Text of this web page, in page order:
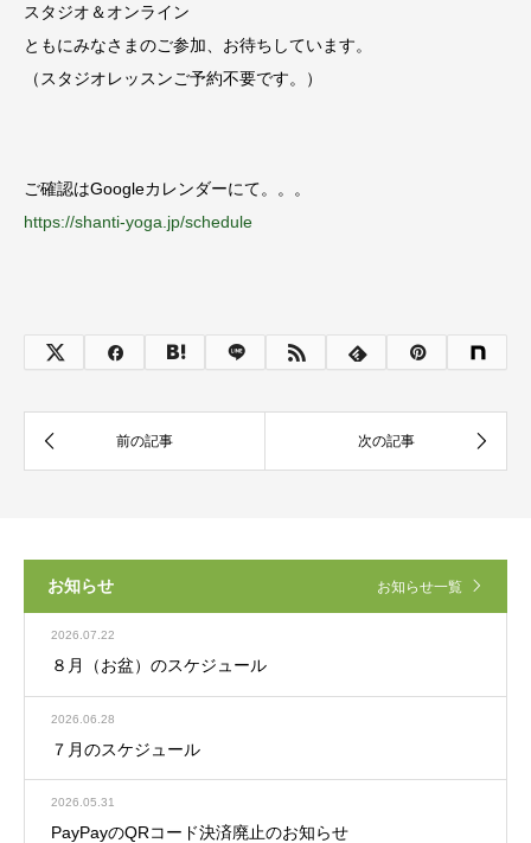
スタジオ＆オンライン
ともにみなさまのご参加、お待ちしています。
（スタジオレッスンご予約不要です。）
ご確認はGoogleカレンダーにて。。。
https://shanti-yoga.jp/schedule
お知らせ お知らせ一覧
2026.07.22
８月（お盆）のスケジュール
2026.06.28
７月のスケジュール
2026.05.31
PayPayのQRコード決済廃止のお知らせ